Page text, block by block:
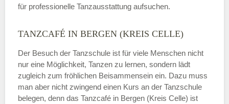
für professionelle Tanzausstattung aufsuchen.
TANZCAFÉ IN BERGEN (KREIS CELLE)
Der Besuch der Tanzschule ist für viele Menschen nicht
nur eine Möglichkeit, Tanzen zu lernen, sondern lädt
zugleich zum fröhlichen Beisammensein ein. Dazu muss
man aber nicht zwingend einen Kurs an der Tanzschule
belegen, denn das Tanzcafé in Bergen (Kreis Celle) ist